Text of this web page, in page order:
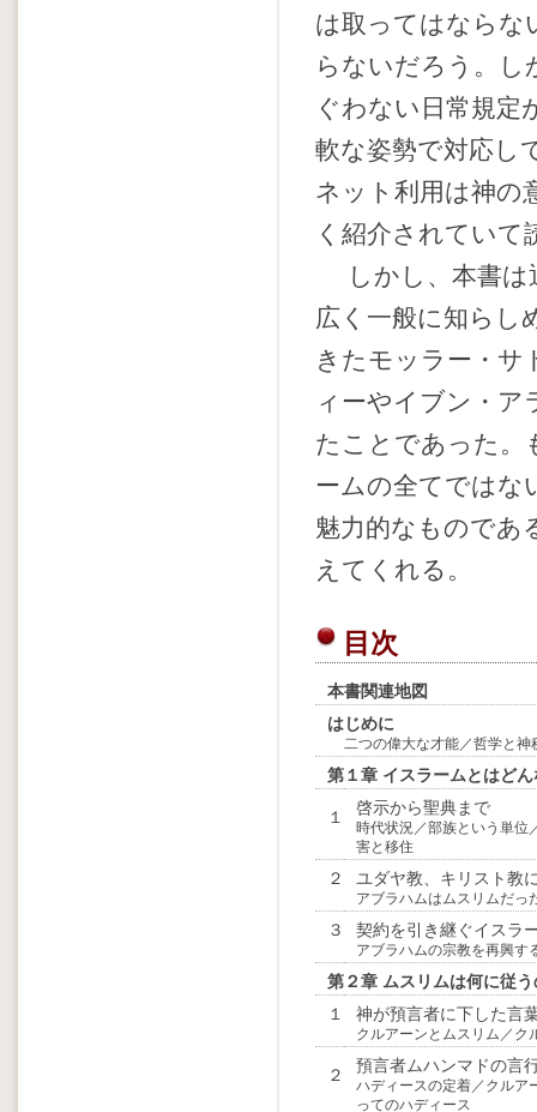
は取ってはならな
らないだろう。し
ぐわない日常規
軟な姿勢で対応し
ネット利用は神の
く紹介されていて
しかし、本書は
広く一般に知らし
きたモッラー・サ
ィーやイブン・ア
たことであった。
ームの全てではな
魅力的なものであ
えてくれる。
目次
本書関連地図
はじめに
二つの偉大な才能／哲学と
第１章 イスラームとはど
１
啓示から聖典まで
時代状況／部族という単位
害と移住
２ ユダヤ教、キリスト教
アブラハムはムスリムだっ
３ 契約を引き継ぐイスラ
アブラハムの宗教を再興す
第２章 ムスリムは何に従う
１
神が預言者に下した言
クルアーンとムスリム／ク
２
預言者ムハンマドの言
ハディースの定着／クルア
ってのハディース